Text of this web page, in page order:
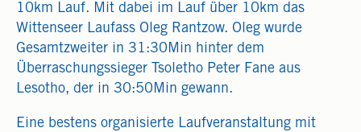
10km Lauf. Mit dabei im Lauf über 10km das
Wittenseer Laufass Oleg Rantzow. Oleg wurde
Gesamtzweiter in 31:30Min hinter dem
Überraschungssieger Tsoletho Peter Fane aus
Lesotho, der in 30:50Min gewann.
Eine bestens organisierte Laufveranstaltung mit